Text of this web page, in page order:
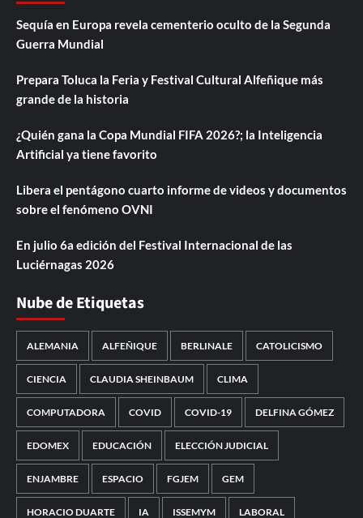
Sequía en Europa revela cementerio oculto de la Segunda
Guerra Mundial
Prepara Toluca la Feria y Festival Cultural Alfeñique más
grande de la historia
¿Quién gana la Copa Mundial FIFA 2026?; la Inteligencia
Artificial ya tiene favorito
Libera el pentágono cuarto informe de videos y documentos
sobre el fenómeno OVNI
En julio 6a edición del Festival Internacional de las
Luciérnagas 2026
Nube de Etiquetas
ALEMANIA ALFEÑIQUE BERLINALE CATOLICISMO
CIENCIA CLAUDIA SHEINBAUM CLIMA
COMPUTADORA COVID COVID-19 DELFINA GÓMEZ
EDOMEX EDUCACIÓN ELECCIÓN JUDICIAL
ENJAMBRE ESPACIO FGJEM GEM
HORACIO DUARTE IA ISSEMYM LABORAL